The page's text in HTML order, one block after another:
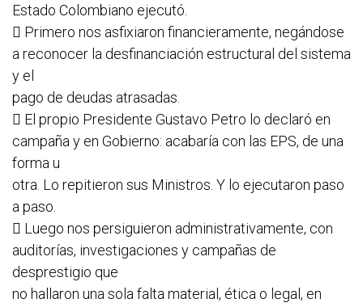
Estado Colombiano ejecutó.
 Primero nos asfixiaron financieramente, negándose
a reconocer la desfinanciación estructural del sistema
y el
pago de deudas atrasadas.
 El propio Presidente Gustavo Petro lo declaró en
campaña y en Gobierno: acabaría con las EPS, de una
forma u
otra. Lo repitieron sus Ministros. Y lo ejecutaron paso
a paso.
 Luego nos persiguieron administrativamente, con
auditorías, investigaciones y campañas de
desprestigio que
no hallaron una sola falta material, ética o legal, en